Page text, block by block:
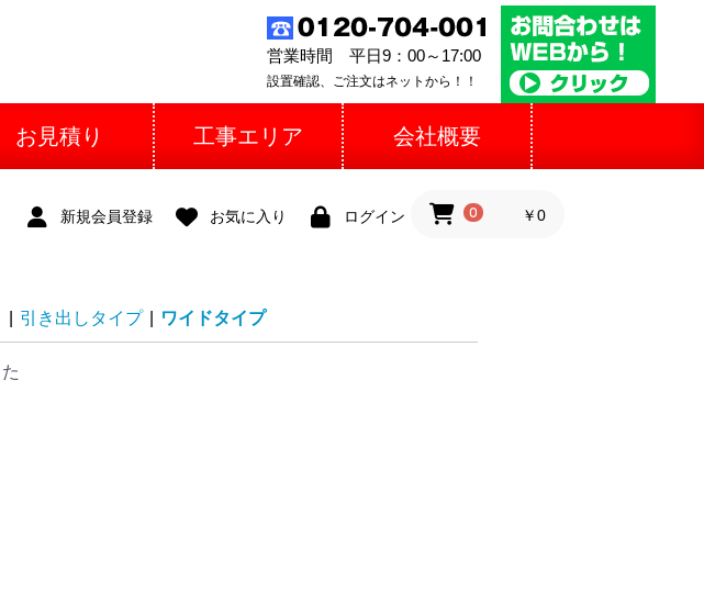
営業時間 平日9：00～17:00
設置確認、ご注文はネットから！！
お見積り 工事エリア 会社概要
新規会員登録 お気に入り ログイン 0 ￥0
引き出しタイプ ワイドタイプ